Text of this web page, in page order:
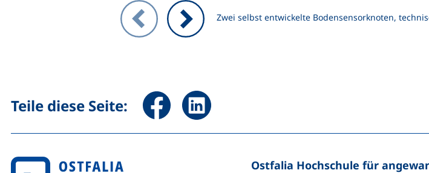
Zwei selbst entwickelte Bodensensorknoten,
Zeigt Folie 1 von 3
Teile diese Seite: Seite über Facebook teilen (externer Link, öffnet neues
Seite über LinkedIn teilen (externer Link, öffnet
Ostfalia Hochschule für